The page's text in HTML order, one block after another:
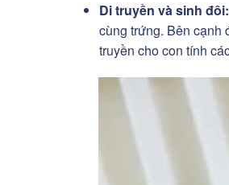
Di truyền và sinh đôi:
cùng trứng. Bên cạnh
truyền cho con tính